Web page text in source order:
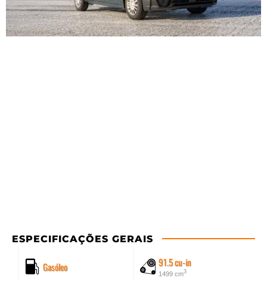
ESPECIFICAÇÕES GERAIS
Gasóleo 91.5 cu-in
1499 cm3